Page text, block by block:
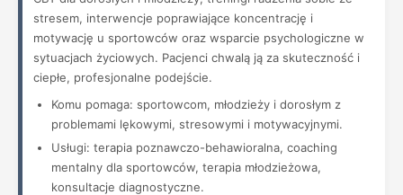
stresem, interwencje poprawiające koncentrację i
motywację u sportowców oraz wsparcie psychologiczne w
sytuacjach życiowych. Pacjenci chwalą ją za skuteczność i
ciepłe, profesjonalne podejście.
Komu pomaga: sportowcom, młodzieży i dorosłym z
problemami lękowymi, stresowymi i motywacyjnymi.
Usługi: terapia poznawczo-behawioralna, coaching
mentalny dla sportowców, terapia młodzieżowa,
konsultacje diagnostyczne.